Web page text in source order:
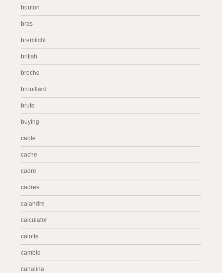
bouton
bras
bremlicht
british
broche
brouillard
brute
buying
cable
cache
cadre
cadres
calandre
calculator
calotte
cambio
canalina